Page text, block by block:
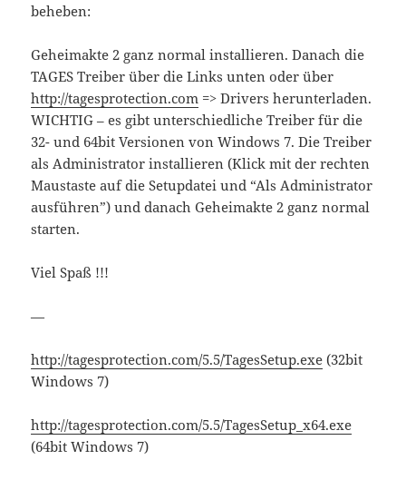
beheben:
Geheimakte 2 ganz normal installieren. Danach die
TAGES Treiber über die Links unten oder über
http://tagesprotection.com => Drivers herunterladen.
WICHTIG – es gibt unterschiedliche Treiber für die
32- und 64bit Versionen von Windows 7. Die Treiber
als Administrator installieren (Klick mit der rechten
Maustaste auf die Setupdatei und “Als Administrator
ausführen”) und danach Geheimakte 2 ganz normal
starten.
Viel Spaß !!!
—
http://tagesprotection.com/5.5/TagesSetup.exe (32bit
Windows 7)
http://tagesprotection.com/5.5/TagesSetup_x64.exe
(64bit Windows 7)